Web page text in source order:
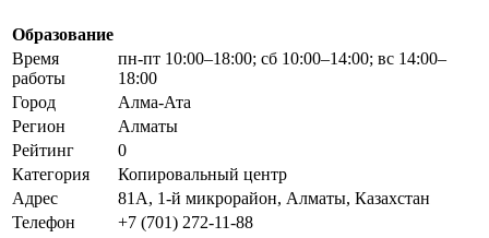
Образование
Время
работы
пн-пт 10:00–18:00; сб 10:00–14:00; вс 14:00–
18:00
Город
Алма-Ата
Регион
Алматы
Рейтинг
0
Категория
Копировальный центр
Адрес
81А, 1-й микрорайон, Алматы, Казахстан
Телефон
+7 (701) 272-11-88